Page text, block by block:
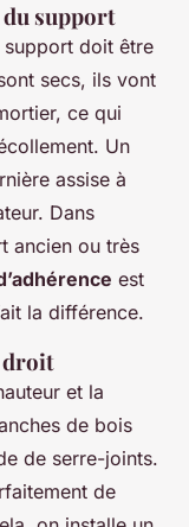
support
doit être
secs, ils vont
ce qui
Un
assise à
Dans
ancien ou très
est
la différence.
droit
et la
de bois
de serre-joints.
de